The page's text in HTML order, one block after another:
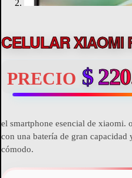
CELULAR XIAOMI
PRECIO $
el smartphone esencial de xiaomi.
con una batería de gran
cómodo.